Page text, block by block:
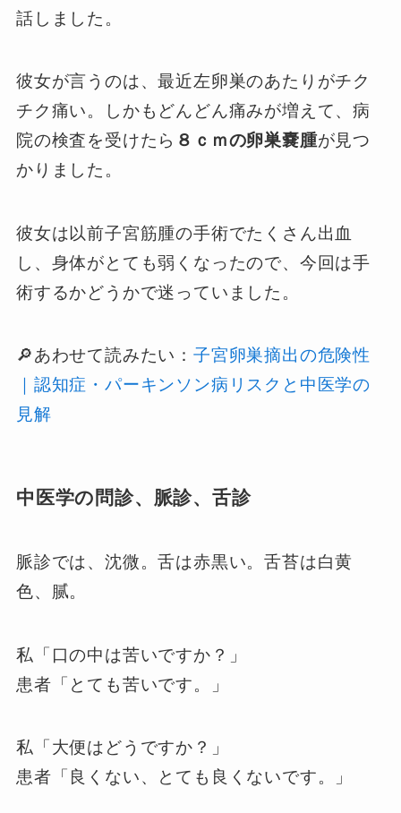
話しました。
彼女が言うのは、最近左卵巣のあたりがチク
チク痛い。しかもどんどん痛みが増えて、病
院の検査を受けたら ８ｃｍの卵巣嚢腫が見つ
かりました。
彼女は以前子宮筋腫の手術でたくさん出血
し、身体がとても弱くなったので、今回は手
術するかどうかで迷っていました。
🔎あわせて読みたい： 子宮卵巣摘出の危険性
｜認知症・パーキンソン病リスクと中医学の
見解
中医学の問診、脈診、舌診
脈診では、沈微。舌は赤黒い。舌苔は白黄
色、腻。
私「口の中は苦いですか？」
患者「とても苦いです。」
私「大便はどうですか？」
患者「良くない、とても良くないです。」